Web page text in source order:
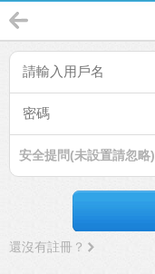
安全提問(未設置請忽略)
還沒有註冊？